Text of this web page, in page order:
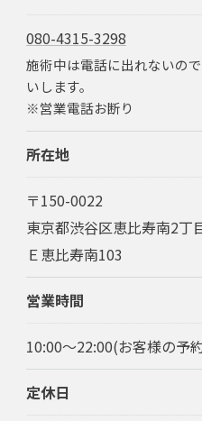
080-4315-3298
施術中は電話に出れないの
いします。
※営業電話お断り
所在地
〒150-0022
東京都渋谷区恵比寿南2丁
Ｅ恵比寿南103
営業時間
10:00～22:00(お客様の予
定休日